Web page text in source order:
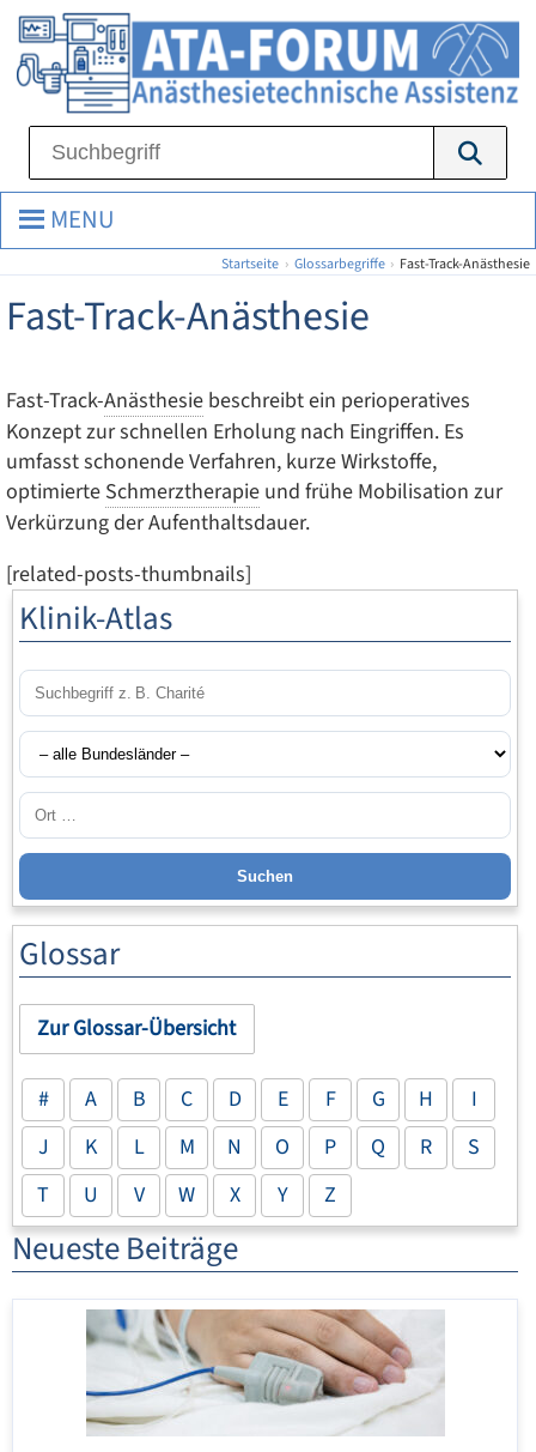
MENU
Startseite › Glossarbegriffe › Fast-Track-Anästhesie
Klinik-Atlas
Suchen
Glossar
Zur Glossar-Übersicht
# A B C D E F G H
I
J
K L M N O P Q R
S
T
U V W X Y Z
Neueste Beiträge
Fast-Track-Anästhesie
Fast-Track-Anästhesie beschreibt ein perioperatives
Konzept zur schnellen Erholung nach Eingriffen. Es
umfasst schonende Verfahren, kurze Wirkstoffe,
optimierte Schmerztherapie und frühe Mobilisation zur
Verkürzung der Aufenthaltsdauer.
[related-posts-thumbnails]